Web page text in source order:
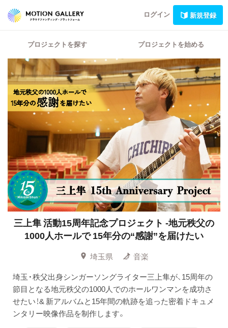
ログイン 新規登録
プロジェクトを探す プロジェクトを始める
三上隼 活動15周年記念プロジェクト -地元秩父の
1000人ホールで 15年分の“感謝”を届けたい
埼玉県
音楽
埼玉・秩父出身シンガーソングライター三上隼が、15周年の
節目となる地元秩父の1000人でのホールワンマンを成功さ
せたい！& 新アルバムと15年間の軌跡を追った密着ドキュメ
ンタリー映像作品を制作します。